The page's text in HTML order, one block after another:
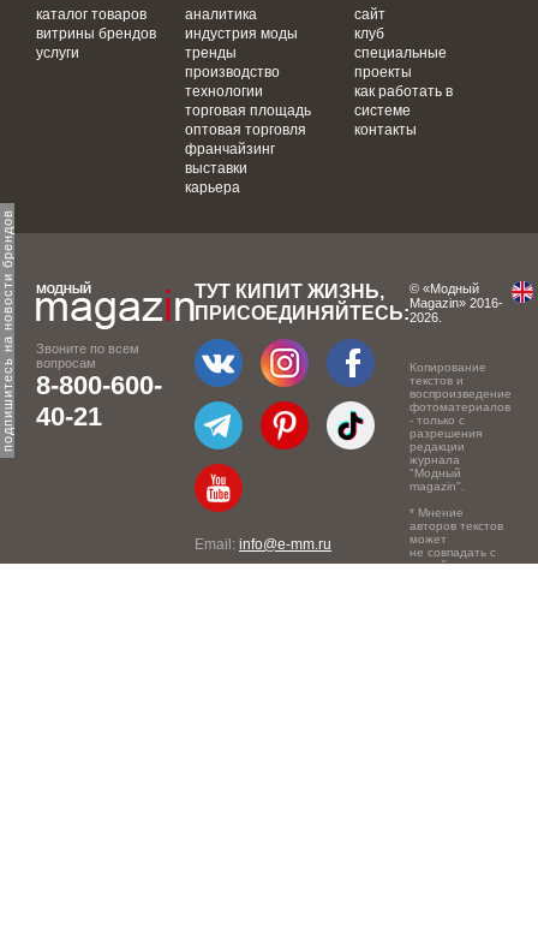
подпишитесь на новости брендов
каталог товаров
витрины брендов
услуги
аналитика
индустрия моды
тренды
производство
технологии
торговая площадь
оптовая торговля
франчайзинг
выставки
карьера
сайт
клуб
специальные
проекты
как работать в
системе
контакты
Звоните по всем
вопросам
8-800-600-
40-21
ТУТ КИПИТ ЖИЗНЬ,
ПРИСОЕДИНЯЙТЕСЬ:
Email: info@e-mm.ru
© «Модный
Magazin» 2016-
2026.
Копирование
текстов и
воспроизведение
фотоматериалов
- только с
разрешения
редакции
журнала
"Модный
magazin".
* Мнение
авторов текстов
может
не совпадать с
точкой зрения